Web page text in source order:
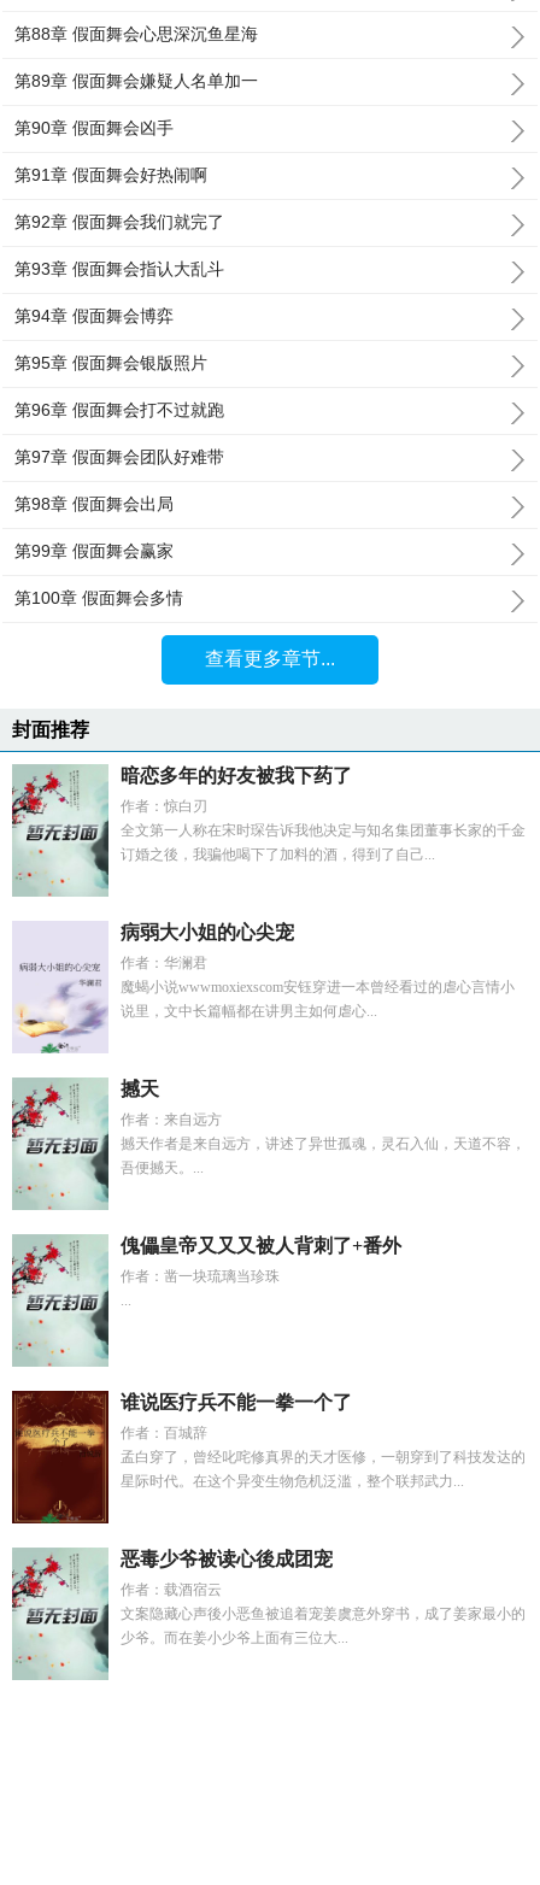
第88章 假面舞会心思深沉鱼星海
第89章 假面舞会嫌疑人名单加一
第90章 假面舞会凶手
第91章 假面舞会好热闹啊
第92章 假面舞会我们就完了
第93章 假面舞会指认大乱斗
第94章 假面舞会博弈
第95章 假面舞会银版照片
第96章 假面舞会打不过就跑
第97章 假面舞会团队好难带
第98章 假面舞会出局
第99章 假面舞会赢家
第100章 假面舞会多情
查看更多章节...
封面推荐
暗恋多年的好友被我下药了
作者：惊白刃
全文第一人称在宋时琛告诉我他决定与知名集团董事长家的千金
订婚之後，我骗他喝下了加料的酒，得到了自己...
病弱大小姐的心尖宠
作者：华澜君
魔蝎小说wwwmoxiexscom安钰穿进一本曾经看过的虐心言情小
说里，文中长篇幅都在讲男主如何虐心...
撼天
作者：来自远方
撼天作者是来自远方，讲述了异世孤魂，灵石入仙，天道不容，
吾便撼天。...
傀儡皇帝又又又被人背刺了+番外
作者：凿一块琉璃当珍珠
...
谁说医疗兵不能一拳一个了
作者：百城辞
孟白穿了，曾经叱咤修真界的天才医修，一朝穿到了科技发达的
星际时代。在这个异变生物危机泛滥，整个联邦武力...
恶毒少爷被读心後成团宠
作者：载酒宿云
文案隐藏心声後小恶鱼被追着宠姜虞意外穿书，成了姜家最小的
少爷。而在姜小少爷上面有三位大...